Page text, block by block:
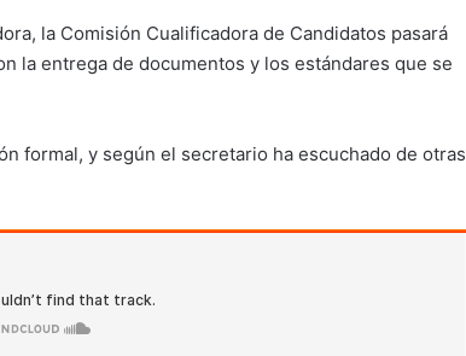
la Comisión Cualificadora de Candidatos pasará
la entrega de documentos y los estándares que se
formal, y según el secretario ha escuchado de otras